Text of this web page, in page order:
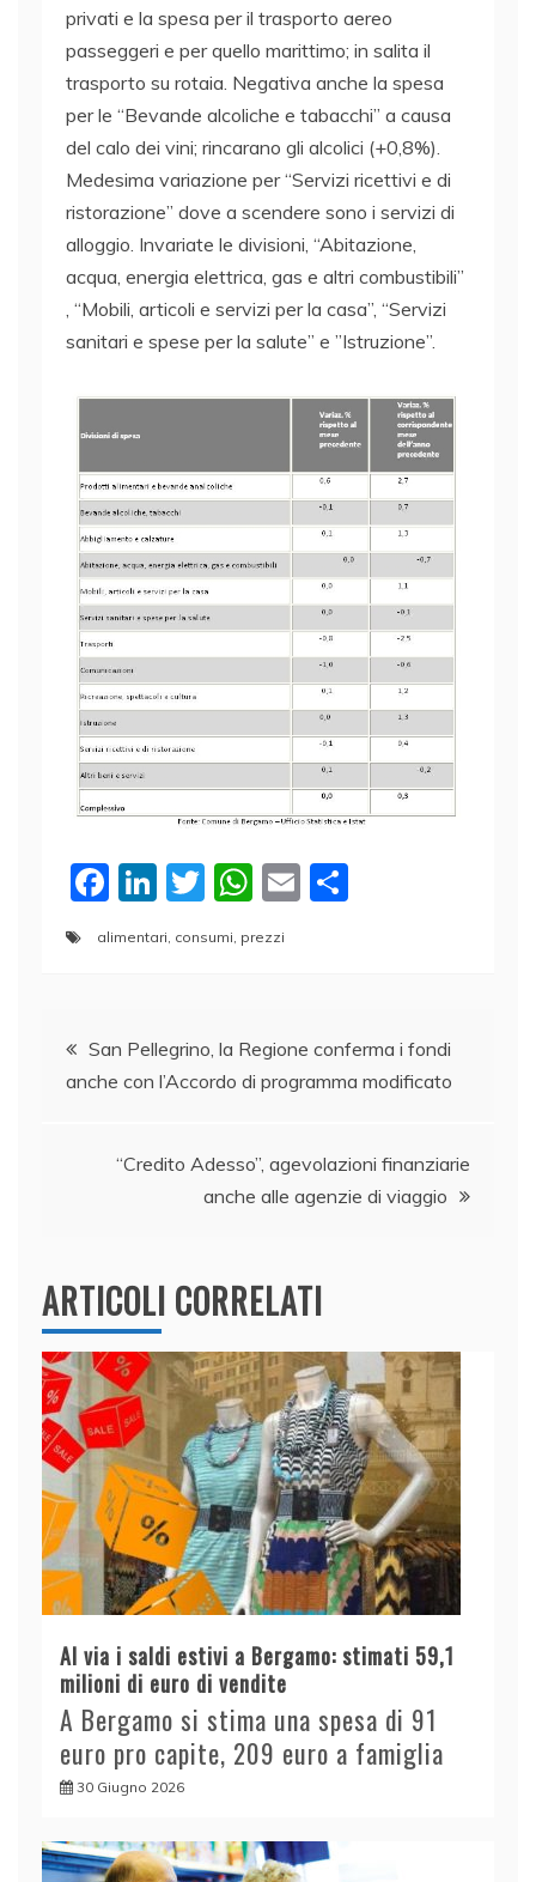
privati e la spesa per il trasporto aereo
passeggeri e per quello marittimo; in salita il
trasporto su rotaia. Negativa anche la spesa
per le “Bevande alcoliche e tabacchi” a causa
del calo dei vini; rincarano gli alcolici (+0,8%).
Medesima variazione per “Servizi ricettivi e di
ristorazione” dove a scendere sono i servizi di
alloggio. Invariate le divisioni, “Abitazione,
acqua, energia elettrica, gas e altri combustibili”
, “Mobili, articoli e servizi per la casa”, “Servizi
sanitari e spese per la salute” e ”Istruzione”.
F
a
c
b
o
k
Li
n
k
dI
n
T
w
itt
W
at
A
p
E
vi
di
alimentari consumi prezzi
Navigazione
articoli
San Pellegrino, la Regione conferma i fondi
anche con l’Accordo di programma modificato
“Credito Adesso”, agevolazioni finanziarie
anche alle agenzie di viaggio
ARTICOLI CORRELATI
Al via i saldi estivi a Bergamo: stimati 59,1
milioni di euro di vendite
A Bergamo si stima una spesa di 91
euro pro capite, 209 euro a famiglia
30 Giugno 2026